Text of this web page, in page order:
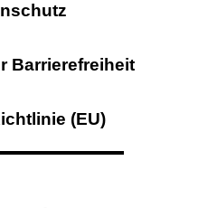
Barrierefreiheit
(EU)